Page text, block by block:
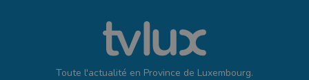
Toute l'actualité en Province de Luxembourg.